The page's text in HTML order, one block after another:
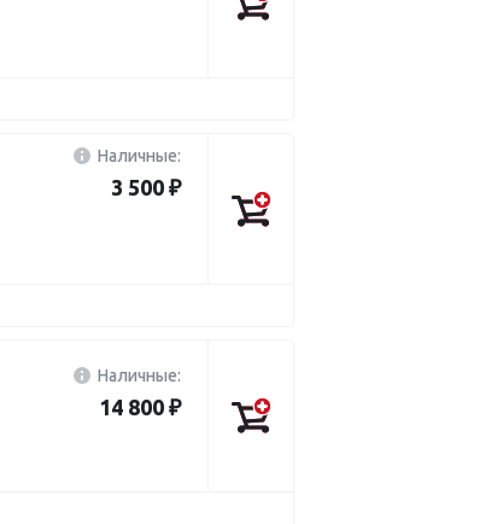
Наличные:
3 500 ₽
Наличные:
14 800 ₽